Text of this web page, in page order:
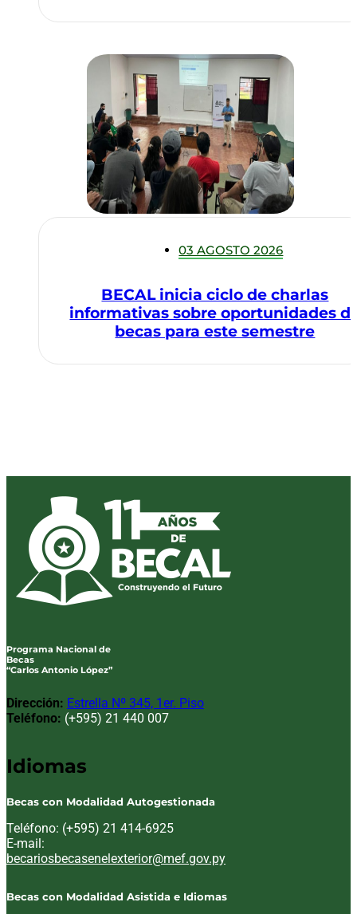
03 AGOSTO 2026
BECAL inicia ciclo de charlas
informativas sobre oportunidades
becas para este semestre
Programa Nacional de
Becas
“Carlos Antonio López”
Dirección: Estrella Nº 345, 1er. Piso
Teléfono: (+595) 21 440 007
Idiomas
Becas con Modalidad Autogestionada
Teléfono: (+595) 21 414-6925
E-mail:
Email:
becariosbecasenelexterior@mef.gov.py
Becas con Modalidad Asistida e Idiomas